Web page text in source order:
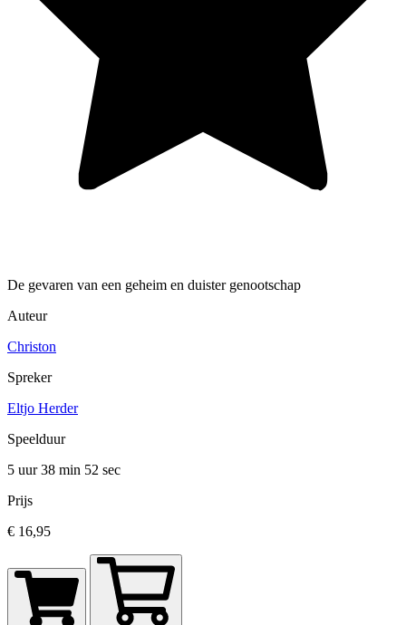
De gevaren van een geheim en duister genootschap
Auteur
Christon
Spreker
Eltjo Herder
Speelduur
5 uur 38 min 52 sec
Prijs
€ 16,95